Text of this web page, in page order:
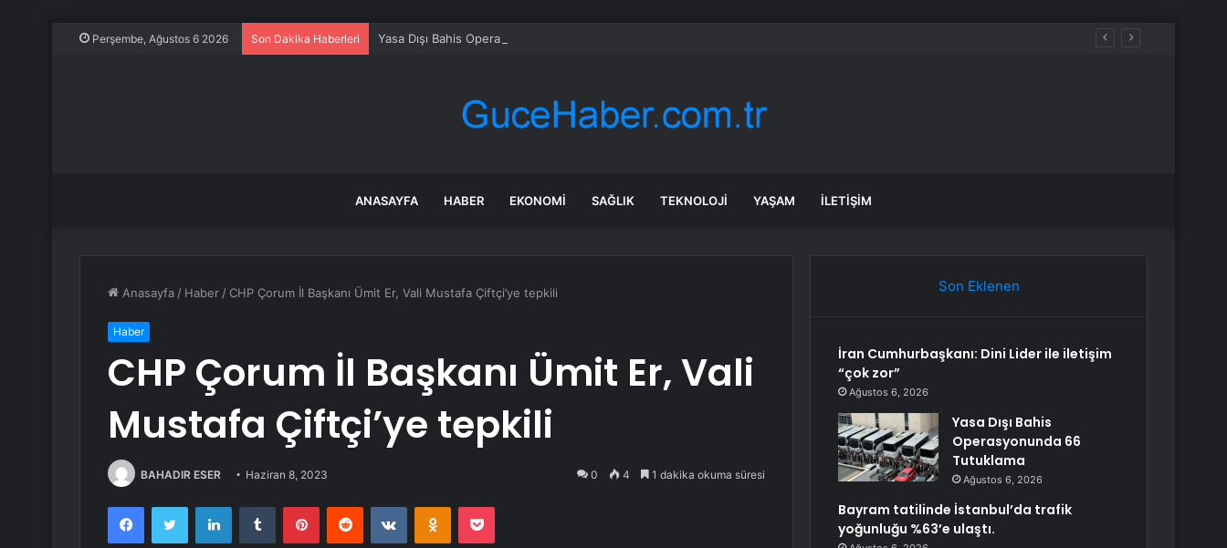
Perşembe, Ağustos 6 2026 Son Dakika Haberleri Yasa Dışı Bahis Operasyonunda 66 Tutuklama
ANASAYFA HABER EKONOMI SAĞLIK TEKNOLOJI YAŞAM İLETIŞIM
Anasayfa / Haber / CHP Çorum İl Başkanı Ümit Er, Vali Mustafa Çiftçi’ye tepkili
Haber
CHP Çorum İl Başkanı Ümit Er, Vali
Mustafa Çiftçi’ye tepkili
BAHADIR ESER Haziran 8, 2023 0 4 1 dakika okuma süresi
FacebookTwitter LinkedInTumblr PinterestReddit VKontakteOdnoklassniki
Pocket
Son Eklenen
İran Cumhurbaşkanı: Dini Lider ile iletişim
“çok zor”
Ağustos 6, 2026
Yasa Dışı Bahis
Operasyonunda 66
Tutuklama
Ağustos 6, 2026
Bayram tatilinde İstanbul’da trafik
yoğunluğu %63’e ulaştı.